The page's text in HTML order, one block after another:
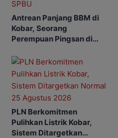
Antrean Panjang BBM di
Kobar, Seorang
Perempuan Pingsan di
PLN Berkomitmen
Pulihkan Listrik Kobar,
Sistem Ditargetkan